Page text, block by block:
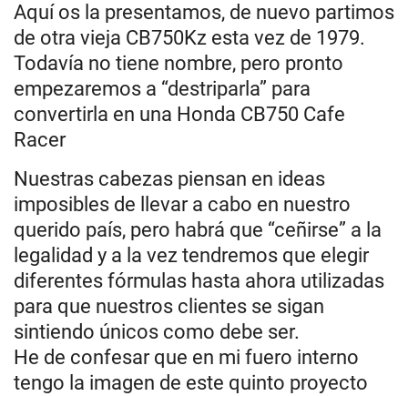
Aquí os la presentamos, de nuevo partimos
de otra vieja CB750Kz esta vez de 1979.
Todavía no tiene nombre, pero pronto
empezaremos a “destriparla” para
convertirla en una Honda CB750 Cafe
Racer
Nuestras cabezas piensan en ideas
imposibles de llevar a cabo en nuestro
querido país, pero habrá que “ceñirse” a la
legalidad y a la vez tendremos que elegir
diferentes fórmulas hasta ahora utilizadas
para que nuestros clientes se sigan
sintiendo únicos como debe ser.
He de confesar que en mi fuero interno
tengo la imagen de este quinto proyecto